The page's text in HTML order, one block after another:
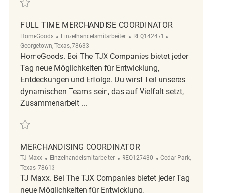
FULL TIME MERCHANDISE COORDINATOR
HomeGoods Kategorie
Einzelhandelsmitarbeiter ReqId
REQ142471
Georgetown, Texas, 78633
HomeGoods. Bei The TJX Companies bietet jeder
Tag neue Möglichkeiten für Entwicklung,
Entdeckungen und Erfolge. Du wirst Teil unseres
dynamischen Teams sein, das auf Vielfalt setzt,
Zusammenarbeit ...
Retten Full Time Merchandise Coordinator REQ142471
MERCHANDISING COORDINATOR
TJ Maxx Kategorie
Einzelhandelsmitarbeiter ReqId
REQ127430 Ort
Cedar Park,
Texas, 78613
TJ Maxx. Bei The TJX Companies bietet jeder Tag
neue Möglichkeiten für Entwicklung,